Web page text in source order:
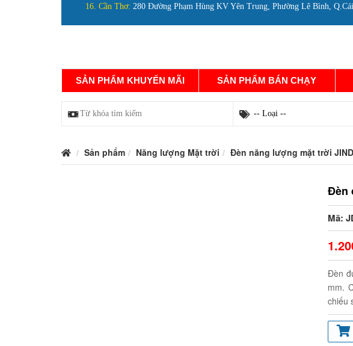
16. Cần Thơ: 280 Đường Phạm Hùng KV Yên Trung, Phường Lê Bình,
SẢN PHẨM KHUYẾN MÃI SẢN PHẨM BÁN CHẠY
Sản phẩm Năng lượng Mặt trời Đèn năng lượng mặt trời
Đèn
Mã:
Đèn
mm.
chiếu